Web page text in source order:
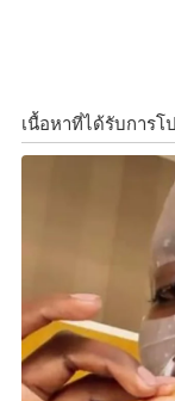
หรือทำร้าย ซึ่ง
รับบัญชาจากนาย
การดูแลชาวบ้า
เป็นอยู่ เรื่องกา
เช่น โรงพยาบา
พร้อม โรงเรียน
สถานการณ์ไม่ดีไ
ส่งนักเรียนกลับบ้
อะไรก็ตาม ชีวิตข